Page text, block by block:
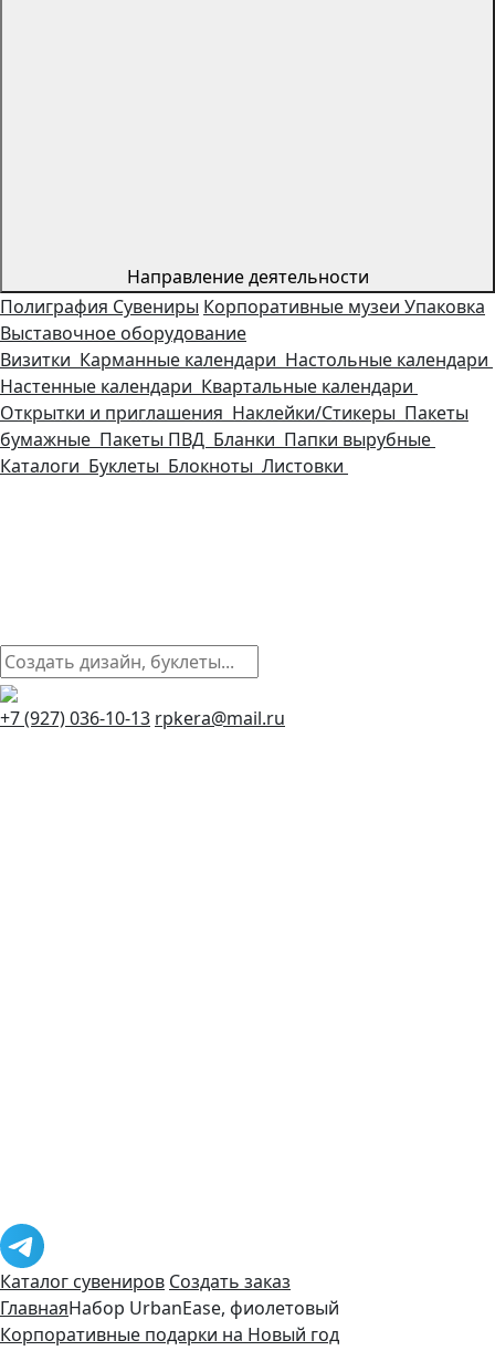
Направление деятельности
Полиграфия Сувениры Корпоративные музеи Упаковка
Выставочное оборудование
Визитки Карманные календари Настольные календари
Настенные календари Квартальные календари
Открытки и приглашения Наклейки/Стикеры Пакеты
бумажные Пакеты ПВД Бланки Папки вырубные
Каталоги Буклеты Блокноты Листовки
+7 (927) 036-10-13 rpkera@mail.ru
Каталог сувениров Создать заказ
ГлавнаяНабор UrbanEase, фиолетовый
Корпоративные подарки на Новый год